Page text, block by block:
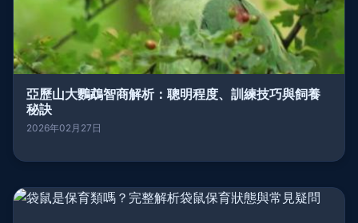
亞歷山大鸚鵡智商解析：聰明程度、訓練技巧與飼養
秘訣
2026年02月27日